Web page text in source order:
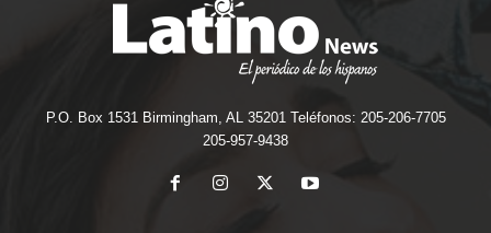
P.O. Box 1531 Birmingham, AL 35201 Teléfonos: 205-206-7705
205-957-9438